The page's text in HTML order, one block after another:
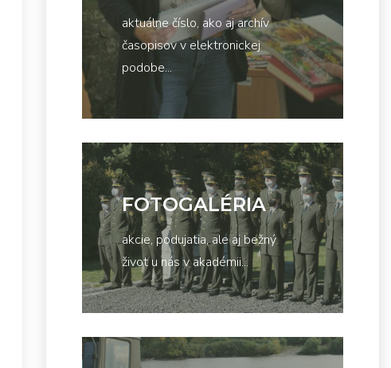
aktuálne číslo, ako aj archív
časopisov v elektronickej
podobe...
FOTOGALÉRIA
akcie, podujatia, ale aj bežný
život u nás v akadémii...